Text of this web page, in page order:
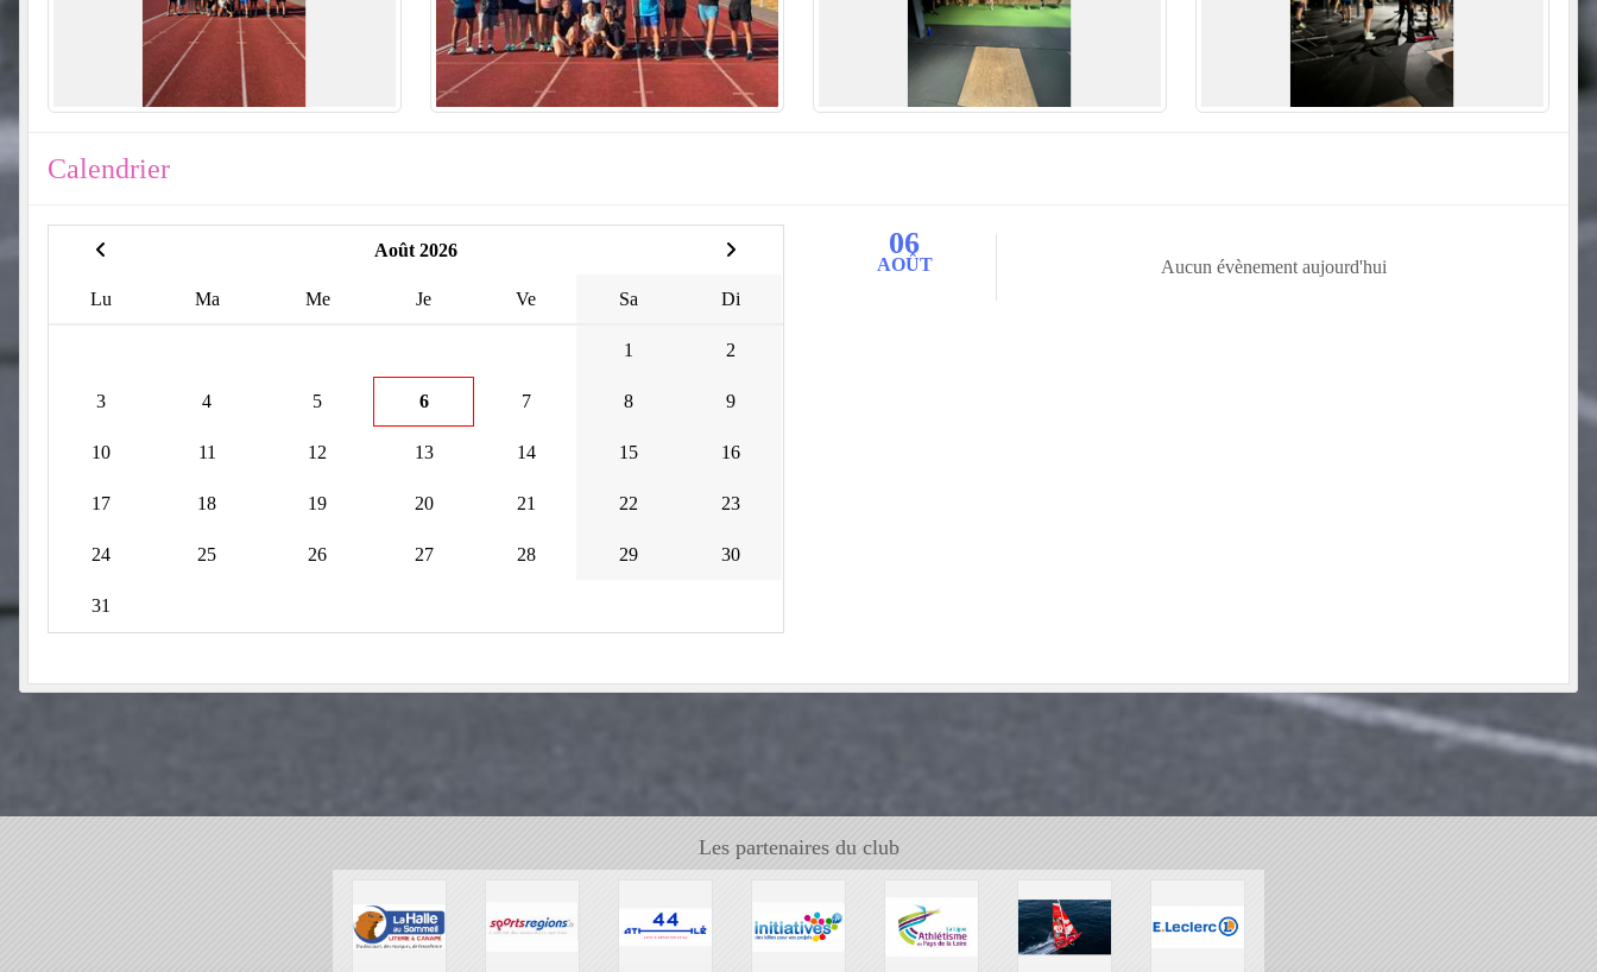
Calendrier
Août 2026
Lu Ma Me Je Ve Sa Di
1 2
3 4 5 6 7 8 9
10 11 12 13 14 15 16
17 18 19 20 21 22 23
24 25 26 27 28 29 30
31
06
AOÛT Aucun évènement aujourd'hui
Les partenaires du club